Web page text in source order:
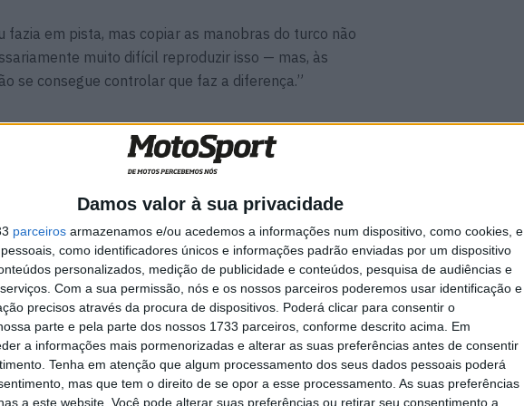
Damos valor à sua privacidade
parceiros armazenamos e/ou acedemos a informações num dispositivo, como cookies, e
como identificadores únicos e informações padrão enviadas por um dispositivo
personalizados, medição de publicidade e conteúdos, pesquisa de audiências e
Com a sua permissão, nós e os nossos parceiros poderemos usar identificação e
precisos através da procura de dispositivos. Poderá clicar para consentir o
parte e pela parte dos nossos 1733 parceiros, conforme descrito acima. Em
a informações mais pormenorizadas e alterar as suas preferências antes de consentir
Tenha em atenção que algum processamento dos seus dados pessoais poderá
mas que tem o direito de se opor a esse processamento. As suas preferências
a este website. Você pode alterar suas preferências ou retirar seu consentimento a
fazia em pista, mas copiar as manobras do turco não
muito difícil reproduzir isso — mas, às
se consegue controlar que faz a diferença.”
Viñales? Steiner admite
‘fricção’ entre as partes
7 AGOSTO, 2026
Razgatlioglu tinha, segundo Petrucci, outra